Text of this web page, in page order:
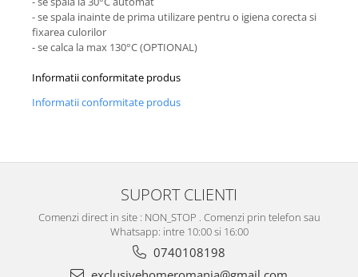
- se spala inainte de prima utilizare pentru o igiena corecta si
fixarea culorilor
- se calca la max 130°C (OPTIONAL)
Informatii conformitate produs
Informatii conformitate produs
SUPORT CLIENTI
Comenzi direct in site : NON_STOP . Comenzi prin telefon sau
Whatsapp: intre 10:00 si 16:00
0740108198